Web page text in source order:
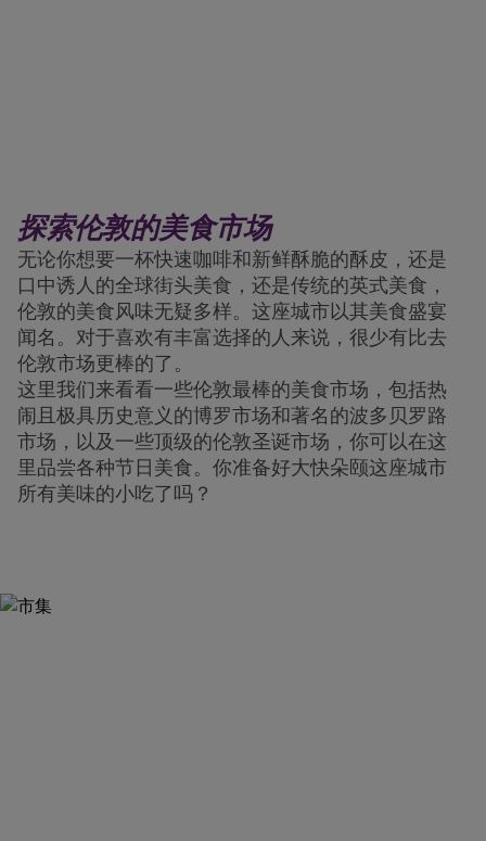
探索伦敦的美食市场
无论你想要一杯快速咖啡和新鲜酥脆的酥皮，还是
口中诱人的全球街头美食，还是传统的英式美食，
伦敦的美食风味无疑多样。这座城市以其美食盛宴
闻名。对于喜欢有丰富选择的人来说，很少有比去
伦敦市场更棒的了。
这里我们来看看一些伦敦最棒的美食市场，包括热
闹且极具历史意义的博罗市场和著名的波多贝罗路
市场，以及一些顶级的伦敦圣诞市场，你可以在这
里品尝各种节日美食。你准备好大快朵颐这座城市
所有美味的小吃了吗？